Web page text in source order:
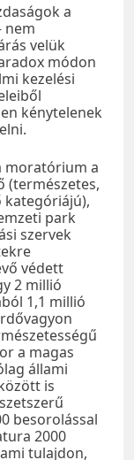
a
nem
velük
módon
kezelési
kénytelenek
moratórium a
(természetes,
kategóriájú),
park
szervek
védett
2 millió
1,1 millió
a magas
állami
is
besorolással
2000
tulajdon,